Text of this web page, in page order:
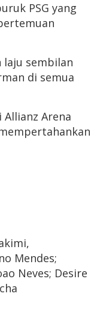
PSG yang
laju sembilan
di semua
Arena
Mendes;
Neves; Desire